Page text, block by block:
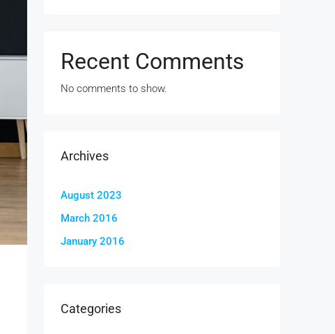
Recent Comments
No comments to show.
Archives
August 2023
March 2016
January 2016
Categories